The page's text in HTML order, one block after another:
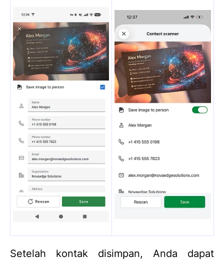
Setelah kontak disimpan, Anda dapat